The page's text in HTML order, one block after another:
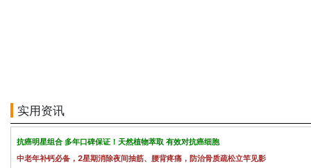
实用资讯
抗癌明星组合 多年口碑保证！天然植物萃取 有效对抗癌细胞
中老年补钙必备，2星期消除夜间抽筋、腰背疼痛，防治骨质疏松立竿见影